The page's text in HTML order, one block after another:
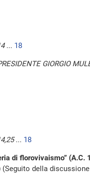
... 18
GIORGIO
... 18
di florovivaismo” (A.C.
(Seguito della